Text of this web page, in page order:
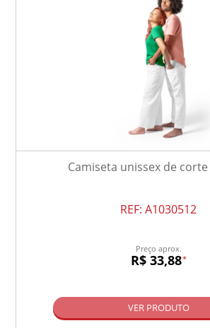
Camiseta unissex de
REF: A1030512
Preço aprox.
R$ 33,88*
VER PRODUTO